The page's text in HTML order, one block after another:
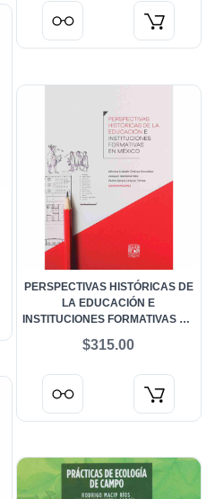
PERSPECTIVAS HISTÓRICAS DE
LA EDUCACIÓN E
INSTITUCIONES FORMATIVAS EN
$315.00